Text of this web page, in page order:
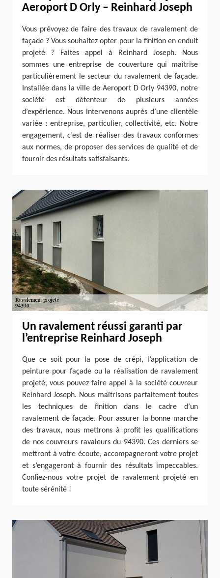
Aeroport D Orly – Reinhard Joseph
Vous prévoyez de faire des travaux de ravalement de
façade ? Vous souhaitez opter pour la finition en enduit
projeté ? Faites appel à Reinhard Joseph. Nous
sommes une entreprise de couverture qui maîtrise
particulièrement le secteur du ravalement de façade.
Installée dans la ville de Aeroport D Orly 94390, notre
société est détenteur de plusieurs années
d’expérience. Nous intervenons auprès d’une clientèle
variée : entreprise, particulier, collectivité, etc. Notre
engagement, c’est de réaliser des travaux conformes
aux normes, de proposer des services de qualité et de
fournir des résultats satisfaisants.
Un ravalement réussi garanti par
l’entreprise Reinhard Joseph
Que ce soit pour la pose de crépi, l’application de
peinture pour façade ou la réalisation de ravalement
projeté, vous pouvez faire appel à la société couvreur
Reinhard Joseph. Nous maîtrisons parfaitement toutes
les techniques de finition dans le cadre d’un
ravalement de façade. Pour assurer la bonne marche
des travaux, nous mettrons à profit les qualifications
de nos couvreurs ravaleurs du 94390. Ces derniers se
mettront à votre écoute, accompagneront votre projet
et s’engageront à fournir des résultats impeccables.
Confiez-nous votre projet de ravalement projeté en
toute sérénité !